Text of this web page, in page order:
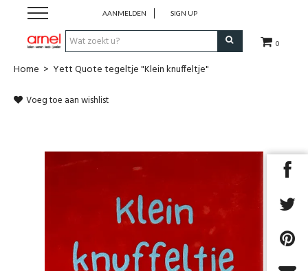
0
AANMELDEN SIGN UP
Koken
Home > Yett Quote tegeltje "Klein knuffeltje"
Voeg toe aan wishlist